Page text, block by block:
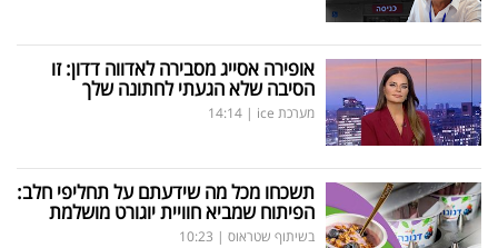
אופירה אסייג מסבירה לאדווה דדון: זו
הסיבה שלא הגעתי לחתונה שלך
מערכת ice |
14:14
תשכחו מכל מה שידעתם על תחליפי חלב:
הפיתוח שמביא חוויית יוגורט מושלמת
בשיתוף שטראוס |
10:23